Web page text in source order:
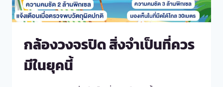
กล้องวงจรปิด สิ่งจำเป็นที่ควร
มีในยุคนี้